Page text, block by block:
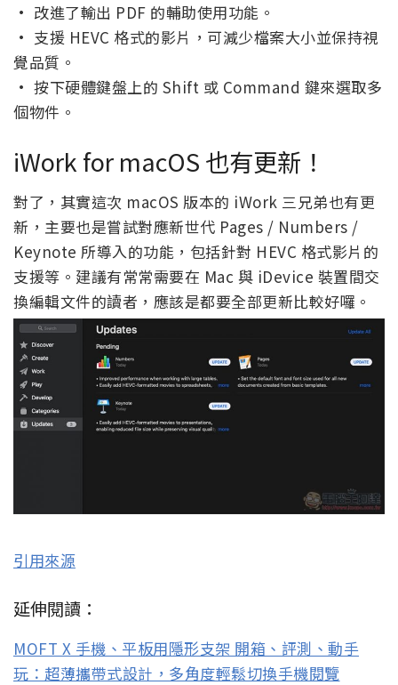
• 改進了輸出 PDF 的輔助使用功能。
• 支援 HEVC 格式的影片，可減少檔案大小並保持視
覺品質。
• 按下硬體鍵盤上的 Shift 或 Command 鍵來選取多
個物件。
iWork for macOS 也有更新！
對了，其實這次 macOS 版本的 iWork 三兄弟也有更
新，主要也是嘗試對應新世代 Pages / Numbers /
Keynote 所導入的功能，包括針對 HEVC 格式影片的
支援等。建議有常常需要在 Mac 與 iDevice 裝置間交
換編輯文件的讀者，應該是都要全部更新比較好囉。
引用來源
延伸閱讀：
MOFT X 手機、平板用隱形支架 開箱、評測、動手
玩：超薄攜帶式設計，多角度輕鬆切換手機閱覽